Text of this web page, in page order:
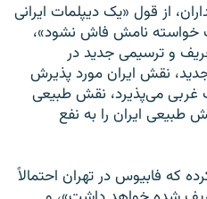
از قول «یک دیپلمات ایرانی
خواسته نامش فاش نشود»،
و ترسیمی جدید در
نقش ایران مورد پذیرش
غربی می‌پذیرد، نقش طبیعی
طبیعی ایران را به نفع
که فابیوس در تهران احتمالاً